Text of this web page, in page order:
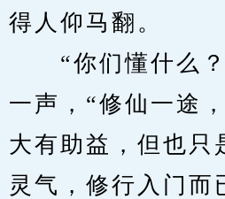
得人仰马翻。
“你们懂什么？
一声，“修仙一途
大有助益，但也只
灵气，修行入门而